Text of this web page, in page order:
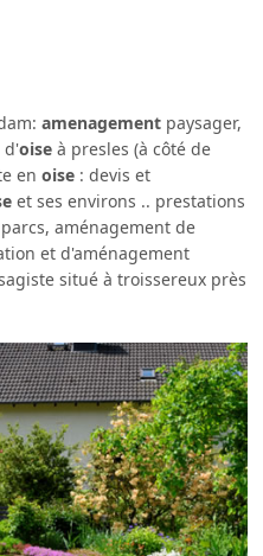
amenagement paysager,
d'oise à presles (à côté de
enoise : devis et
et ses environs .. prestations
aménagement de
et d'aménagement
situé à troissereux près